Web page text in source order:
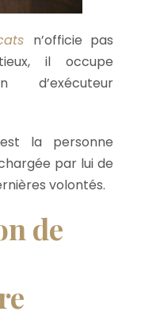
n’officie pas
il occupe
la personne
par lui de
volontés.
de